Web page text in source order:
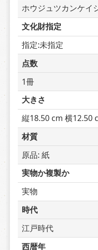
ホウジュツカンケイ
文化財指定
指定:未指定
点数
1冊
大きさ
縦18.50 cm 横12.50
材質
原品: 紙
実物か複製か
実物
時代
江戸時代
西暦年